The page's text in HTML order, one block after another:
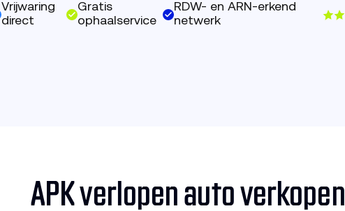
Vrijwaring
direct
Gratis
ophaalservice
RDW- en ARN-erkend
netwerk
APK verlopen auto verkopen